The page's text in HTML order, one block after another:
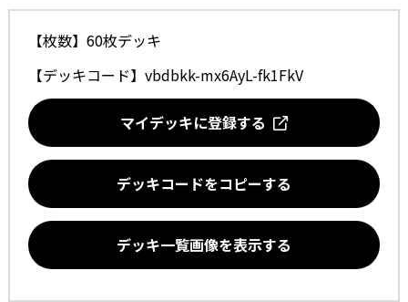
【枚数】60枚デッキ
【デッキコード】 vbdbkk-mx6AyL-fk1FkV
マイデッキに登録する
デッキコードをコピーする
デッキ一覧画像を表示する